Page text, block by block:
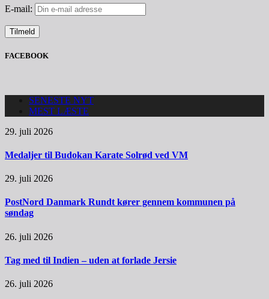
E-mail:
FACEBOOK
SENESTE NYT
MEST LÆSTE
29. juli 2026
Medaljer til Budokan Karate Solrød ved VM
29. juli 2026
PostNord Danmark Rundt kører gennem kommunen på
søndag
26. juli 2026
Tag med til Indien – uden at forlade Jersie
26. juli 2026